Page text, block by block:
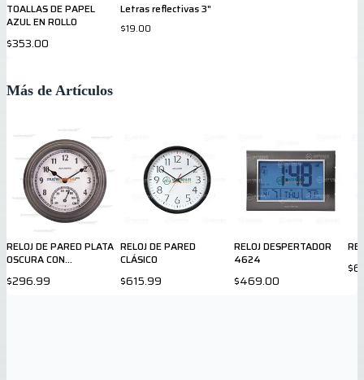
TOALLAS DE PAPEL
AZUL EN ROLLO
$353.00
Letras reflectivas 3"
$19.00
Más de Artículos
RELOJ DE PARED PLATA
OSCURA CON
$296.99
RELOJ DE PARED
CLÁSICO
$615.99
RELOJ DESPERTADOR
4624
$469.00